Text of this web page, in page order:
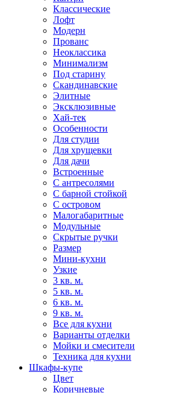
Классические
Лофт
Модерн
Прованс
Неоклассика
Минимализм
Под старину
Скандинавские
Элитные
Эксклюзивные
Хай-тек
Особенности
Для студии
Для хрущевки
Для дачи
Встроенные
С антресолями
С барной стойкой
С островом
Малогабаритные
Модульные
Скрытые ручки
Размер
Мини-кухни
Узкие
3 кв. м.
5 кв. м.
6 кв. м.
9 кв. м.
Все для кухни
Варианты отделки
Мойки и смесители
Техника для кухни
Шкафы-купе
Цвет
Коричневые